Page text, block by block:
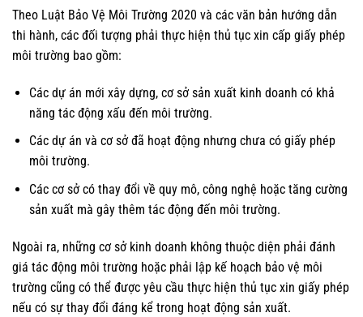
Theo Luật Bảo Vệ Môi Trường 2020 và các văn bản hướng dẫn
thi hành, các đối tượng phải thực hiện thủ tục xin cấp giấy phép
môi trường bao gồm:
Các dự án mới xây dựng, cơ sở sản xuất kinh doanh có khả
năng tác động xấu đến môi trường.
Các dự án và cơ sở đã hoạt động nhưng chưa có giấy phép
môi trường.
Các cơ sở có thay đổi về quy mô, công nghệ hoặc tăng cường
sản xuất mà gây thêm tác động đến môi trường.
Ngoài ra, những cơ sở kinh doanh không thuộc diện phải đánh
giá tác động môi trường hoặc phải lập kế hoạch bảo vệ môi
trường cũng có thể được yêu cầu thực hiện thủ tục xin giấy phép
nếu có sự thay đổi đáng kể trong hoạt động sản xuất.